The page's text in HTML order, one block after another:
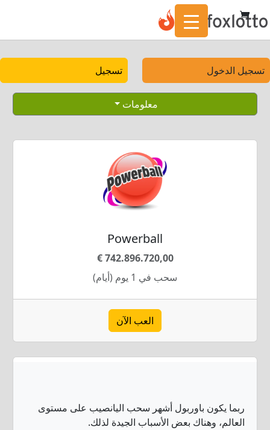
تسجيل الدخول تسجيل
معلومات
ربما يكون باوربول أشهر سحب اليانصيب على مستوى
العالم، وهناك بعض الأسباب الجيدة لذلك.
Powerball
742.896.720,00 €
سحب في 1 يوم (أيام)
العب الآن